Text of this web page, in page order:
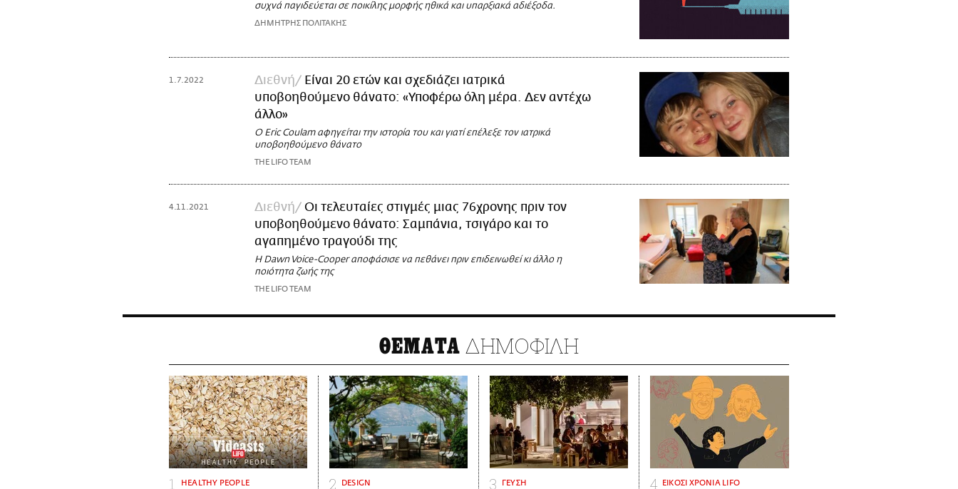
συχνά παγιδεύεται σε ποικίλης μορφής ηθικά και υπαρξιακά αδιέξοδα.
ΔΗΜΗΤΡΗΣ ΠΟΛΙΤΑΚΗΣ
1.7.2022 Διεθνή
Είναι 20 ετών και σχεδιάζει ιατρικά
υποβοηθούμενο θάνατο: «Υποφέρω όλη μέρα. Δεν αντέχω
άλλο»
Ο Eric Coulam αφηγείται την ιστορία του και γιατί επέλεξε τον ιατρικά
υποβοηθούμενο θάνατο
THE LIFO TEAM
4.11.2021 Διεθνή
Οι τελευταίες στιγμές μιας 76χρονης πριν τον
υποβοηθούμενο θάνατο: Σαμπάνια, τσιγάρο και το
αγαπημένο τραγούδι της
Η Dawn Voice-Cooper αποφάσισε να πεθάνει πριν επιδεινωθεί κι άλλο η
ποιότητα ζωής της
THE LIFO TEAM
ΘΕΜΑΤΑ ΔΗΜΟΦΙΛΗ
HEALTHY PEOPLE DESIGN ΓΕΥΣΗ ΕΙΚΟΣΙ ΧΡΟΝΙΑ LIFO